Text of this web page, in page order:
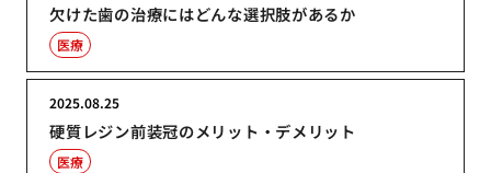
欠けた歯の治療にはどんな選択肢があるか
医療
硬質レジン前装冠のメリット・デメリット
2025.08.25
医療